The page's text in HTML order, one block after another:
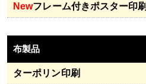
Newフレーム付きポスター印刷
布製品
ターポリン印刷